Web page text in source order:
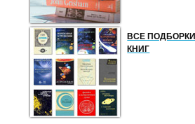
ВСЕ ПОДБОРКИ
КНИГ